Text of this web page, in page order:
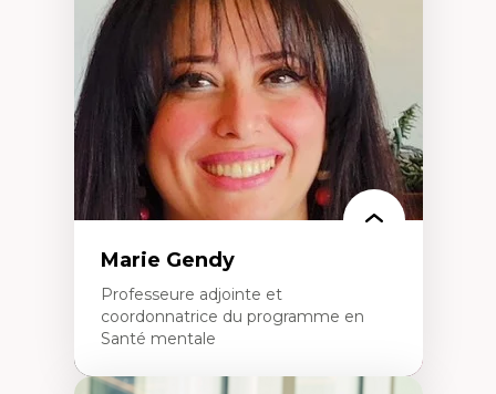
Technologies d'apprentissage innovantes
Insertion professionnelle du nouveau
personnel enseignant
Construction identitaire en milieu
minoritaire francophone
Technologies éducatives pour la formation
continue
Marie Gendy
Professeure adjointe et
coordonnatrice du programme en
Santé mentale